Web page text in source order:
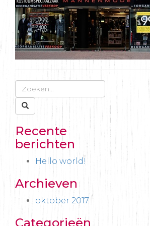
Recente
berichten
Hello world!
Archieven
oktober 2017
Categorieën